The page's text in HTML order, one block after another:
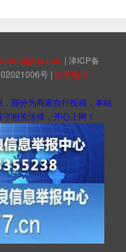
| 津ICP备
号 | 联系电话：
部分为商家自行投稿，本站
相关法律，开心上网！